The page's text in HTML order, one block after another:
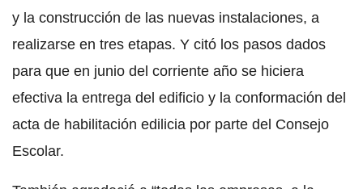
y la construcción de las nuevas instalaciones, a
realizarse en tres etapas. Y citó los pasos dados
para que en junio del corriente año se hiciera
efectiva la entrega del edificio y la conformación del
acta de habilitación edilicia por parte del Consejo
Escolar.